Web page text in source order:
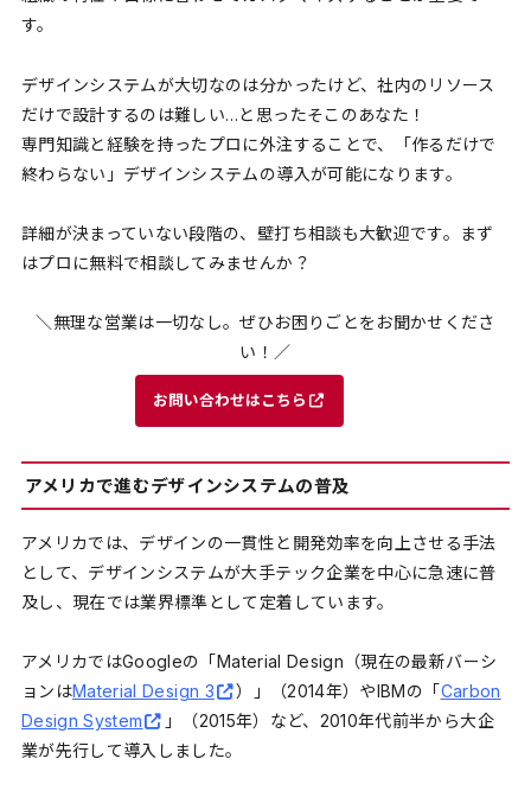
す。
デザインシステムが大切なのは分かったけど、社内のリソース
だけで設計するのは難しい…と思ったそこのあなた！
専門知識と経験を持ったプロに外注することで、「作るだけで
終わらない」デザインシステムの導入が可能になります。
詳細が決まっていない段階の、壁打ち相談も大歓迎です。まず
はプロに無料で相談してみませんか？
＼無理な営業は一切なし。ぜひお困りごとをお聞かせくださ
い！／
お問い合わせはこちら
アメリカで進むデザインシステムの普及
アメリカでは、デザインの一貫性と開発効率を向上させる手法
として、デザインシステムが大手テック企業を中心に急速に普
及し、現在では業界標準として定着しています。
アメリカではGoogleの「Material Design（現在の最新バーシ
ョンはMaterial Design 3 ）」（2014年）やIBMの「Carbon
Design System
」（2015年）など、2010年代前半から大企
業が先行して導入しました。